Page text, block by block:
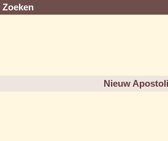
Zoeken
Nieuw